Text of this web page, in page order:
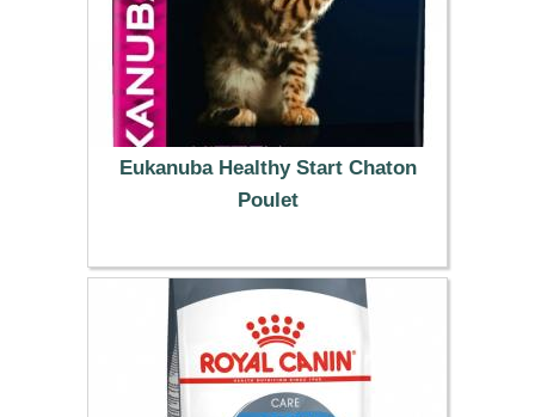
Eukanuba Healthy Start Chaton
Poulet
14.99 €